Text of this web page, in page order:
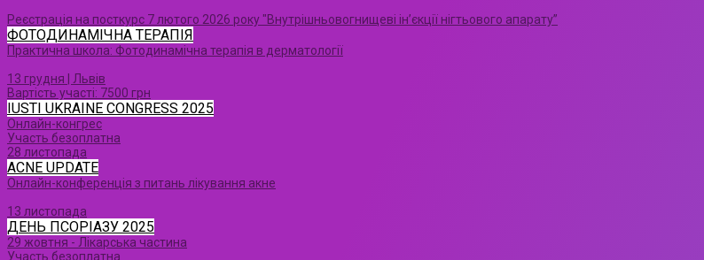
Реєстрація на посткурс 7 лютого 2026 року "Внутрішньовогнищеві ін’єкції нігтьового апарату”
ФОТОДИНАМІЧНА ТЕРАПІЯ
Практична школа: Фотодинамічна терапія в дерматології
13 грудня | Львів
Вартість участі: 7500 грн
IUSTI UKRAINE CONGRESS 2025
Онлайн-конгрес
Участь безоплатна
28 листопада
ACNE UPDATE
Онлайн-конференція з питань лікування акне
13 листопада
ДЕНЬ ПСОРІАЗУ 2025
29 жовтня - Лікарська частина
Участь безоплатна